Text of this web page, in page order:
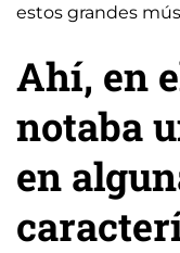
estos grandes
Ahí, en
notaba
en